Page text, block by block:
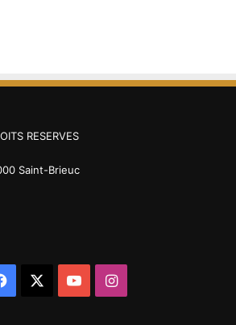
RESERVES
Saint-Brieuc
Facebook YouTubeInstagram